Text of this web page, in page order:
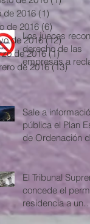
ante las cláusulas
abusivas
Los jueces
derecho de las
empresas a
cláusula suelo
Sale a
pública el Plan
de Ordenación
Playa de Las
El Tribunal
concede el
residencia a un
extranjero con
de 2016 (1) 1 entrada
de 2016 (6)6
de 2016 (12)12
de 2016 (1)1
de 2016 (13)13